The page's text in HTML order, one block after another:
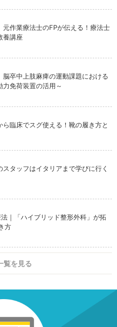
元作業療法士のFPが伝える！療法士
養講座
脳卒中上肢麻痺の運動課題における
免荷装置の活用～
ら臨床でスグ使える！靴の履き方と
スタッフはイタリアまで学びに行く
｜「ハイブリッド整形外科」が拓
方
覧を見る